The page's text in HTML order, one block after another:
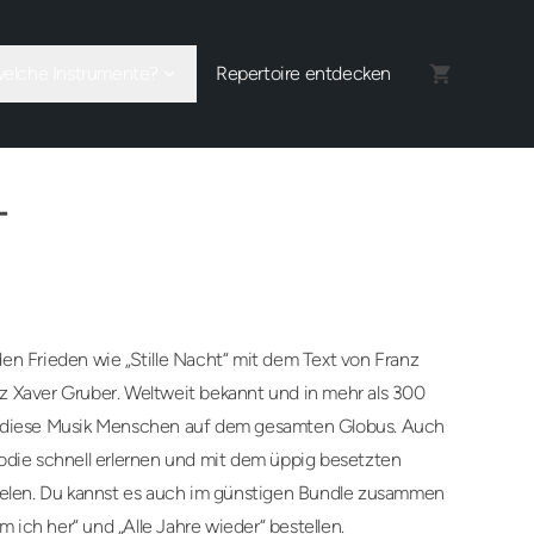
Repertoire entdecken
Frieden wie „Stille Nacht“ mit dem Text von Franz
Xaver Gruber. Weltweit bekannt und in mehr als 300
Musik Menschen auf dem gesamten Globus. Auch
schnell erlernen und mit dem üppig besetzten
Du kannst es auch im günstigen Bundle zusammen
ich her“ und „Alle Jahre wieder“ bestellen.